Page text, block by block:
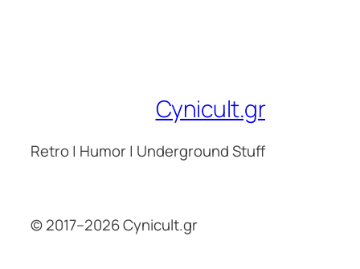
Cynicult.gr
Retro | Humor | Underground Stuff
© 2017–2026 Cynicult.gr